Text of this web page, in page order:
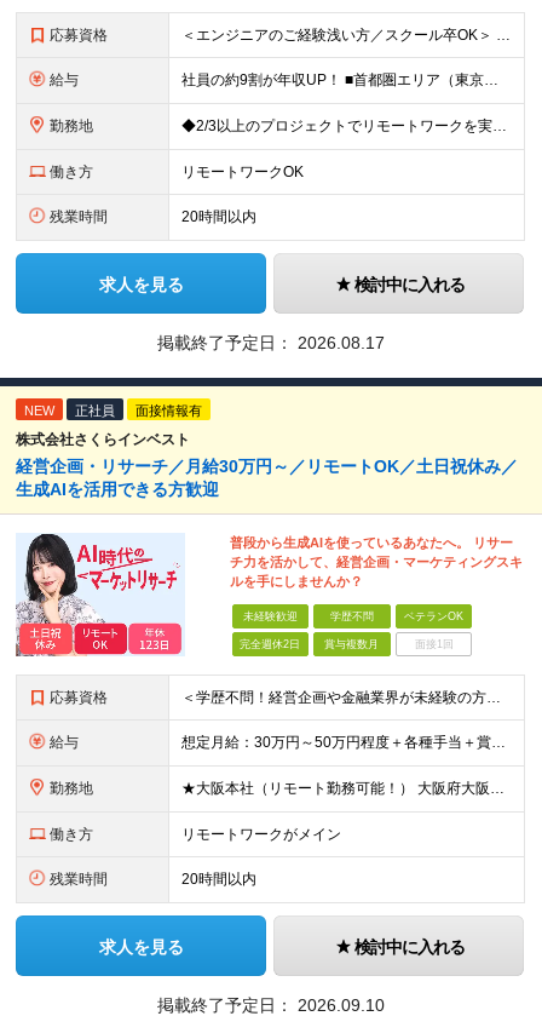
応募資格 ＜エンジニアのご経験浅い方／スクール卒OK＞ ◆学歴不問 ◆未経験OK ＜こんな方は大歓迎！＞ ◎今の収入に不満がある方 ◎新しい言語・スキルに挑戦したい方 ◎腰を据えて活躍したい方 ◎頑張りを評価
給与 社員の約9割が年収UP！ ■首都圏エリア（東京、神奈川、千葉、埼玉勤務） 月給25万円～26万円（固定残業代含む） ※固定残業代は、時間外労働の有無に関わらず17時間分を30,000円～31,200
勤務地 ◆2/3以上のプロジェクトでリモートワークを実施中！ ≪自社拠点≫ ・東京本社／東京都千代田区丸の内二丁目6番1号 丸の内パークビルディング6階 ・関西支社／⼤阪府⼤阪市中央区安⼟町2-3-13 ⼤
働き方 リモートワークOK
残業時間 20時間以内
求人を見る 検討中に入れる
掲載終了予定日： 2026.08.17
NEW 正社員 面接情報有
株式会社さくらインベスト
経営企画・リサーチ／月給30万円～／リモートOK／土日祝休み／
生成AIを活用できる方歓迎
普段から生成AIを使っているあなたへ。 リサー
チ力を活かして、経営企画・マーケティングスキ
ルを手にしませんか？
未経験歓迎 学歴不問 ベテランOK
完全週休2日 賞与複数月 面接1回
応募資格 ＜学歴不問！経営企画や金融業界が未経験の方も歓迎★＞ ■仕事やプライベートで、ChatGPTなどの生成AIを使ったことがある方 ■インターネットを使ったリサーチや情報収集が得意な方 ■集めた情報を分か
給与 想定月給：30万円～50万円程度＋各種手当＋賞与年2回 ※想定年収：400万円～600万円 ※経験・能力等考慮の上、規定により優遇 ※上記月給には固定残業代を含みます。固定残業代は、時間外労働の有無に
勤務地 ★大阪本社（リモート勤務可能！） 大阪府大阪市北区梅田2丁目5番6号 桜橋八千代ビル9階 ★新オフィスへ移転予定！駅直結ビルです♪ （移転後の住所） 大阪府大阪市中央区安土町3丁目5-13 本町ガーデ
働き方 リモートワークがメイン
残業時間 20時間以内
求人を見る 検討中に入れる
掲載終了予定日： 2026.09.10